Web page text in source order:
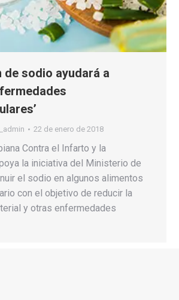
de sodio ayudará a
22 de enero de 2018
Contra el Infarto y la
la iniciativa del Ministerio de
el sodio en algunos alimentos
con el objetivo de reducir la
y otras enfermedades